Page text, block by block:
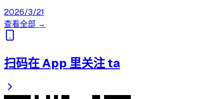
2026/3/21
查看全部 →
扫码在 App 里关注 ta